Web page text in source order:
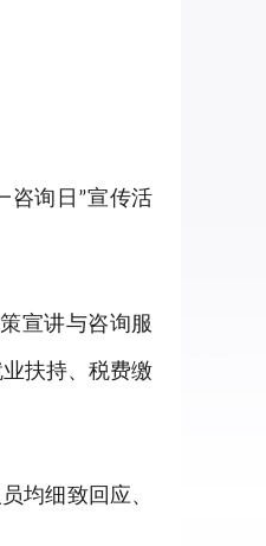
咨询日 ”宣传活
宣讲与咨询服
扶持、税费缴
均细致回应、